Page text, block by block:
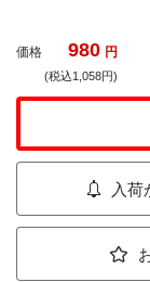
価格 980 円
(税込1,058円)
入荷